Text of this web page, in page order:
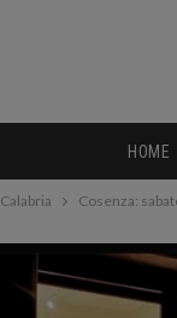
HOME
Calabria Cosenza: